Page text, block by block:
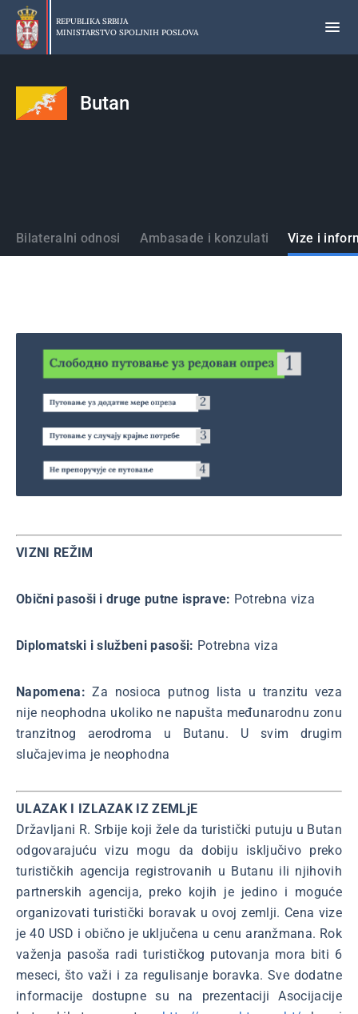
Preskoči
glavni
deo
REPUBLIKA SRBIJA
MINISTARSTVO SPOLJNIH POSLOVA
Butan
Države
Bilateralni odnosi Ambasade i konzulati Vize i
VIZNI REŽIM
Obični pasoši i druge putne isprave: Potrebna viza
Diplomatski i službeni pasoši: Potrebna viza
Napomena:Za nosioca putnog lista u tranzitu veza
nije neophodna ukoliko ne napušta međunarodnu zonu
tranzitnog aerodroma u Butanu. U svim drugim
slučajevima je neophodna
ULAZAK I IZLAZAK IZ ZEMLjE
Državljani R. Srbije koji žele da turistički putuju u Butan
odgovarajuću vizu mogu da dobiju isključivo preko
turističkih agencija registrovanih u Butanu ili njihovih
partnerskih agencija, preko kojih je jedino i moguće
organizovati turistički boravak u ovoj zemlji. Cena vize
je 40 USD i obično je uključena u cenu aranžmana. Rok
važenja pasoša radi turističkog putovanja mora biti 6
meseci, što važi i za regulisanje boravka. Sve dodatne
informacije dostupne su na prezentaciji Asocijacije